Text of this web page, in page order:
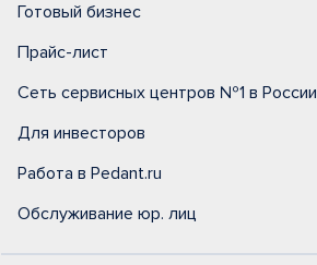
Готовый бизнес
Прайс-лист
Сеть сервисных центров №1 в России
Для инвесторов
Работа в Pedant.ru
Обслуживание юр. лиц